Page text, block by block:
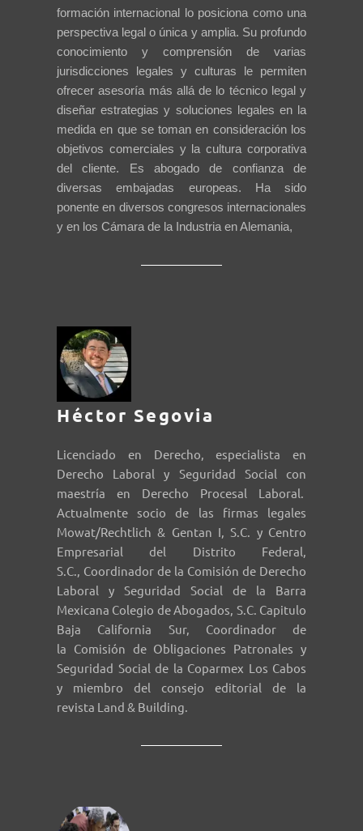
formación internacional lo posiciona como una
perspectiva legal o única y amplia. Su profundo
conocimiento y comprensión de varias
jurisdicciones legales y culturas le permiten
ofrecer asesoría más allá de lo técnico legal y
diseñar estrategias y soluciones legales en la
medida en que se toman en consideración los
objetivos comerciales y la cultura corporativa
del cliente. Es abogado de confianza de
diversas embajadas europeas. Ha sido
ponente en diversos congresos internacionales
y en los Cámara de la Industria en Alemania,
Héctor Segovia
Licenciado en Derecho, especialista en
Derecho Laboral y Seguridad Social con
maestría en Derecho Procesal Laboral.
Actualmente socio de las firmas legales
Mowat/Rechtlich & Gentan I, S.C. y Centro
Empresarial del Distrito Federal,
S.C., Coordinador de la Comisión de Derecho
Laboral y Seguridad Social de la Barra
Mexicana Colegio de Abogados, S.C. Capitulo
Baja California Sur, Coordinador de
la Comisión de Obligaciones Patronales y
Seguridad Social de la Coparmex Los Cabos
y miembro del consejo editorial de la
revista Land & Building.